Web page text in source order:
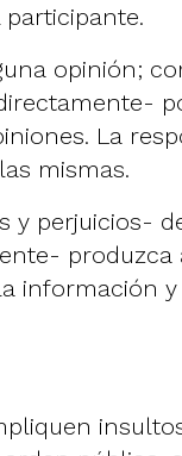
opinión;
La
mismas.
y perjuicios-
produzca
información